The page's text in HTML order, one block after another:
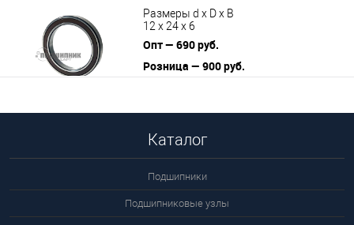
Размеры d x D x B
12 x 24 x 6
Опт — 690 руб.
Розница — 900 руб.
Каталог
Подшипники
Подшипниковые узлы